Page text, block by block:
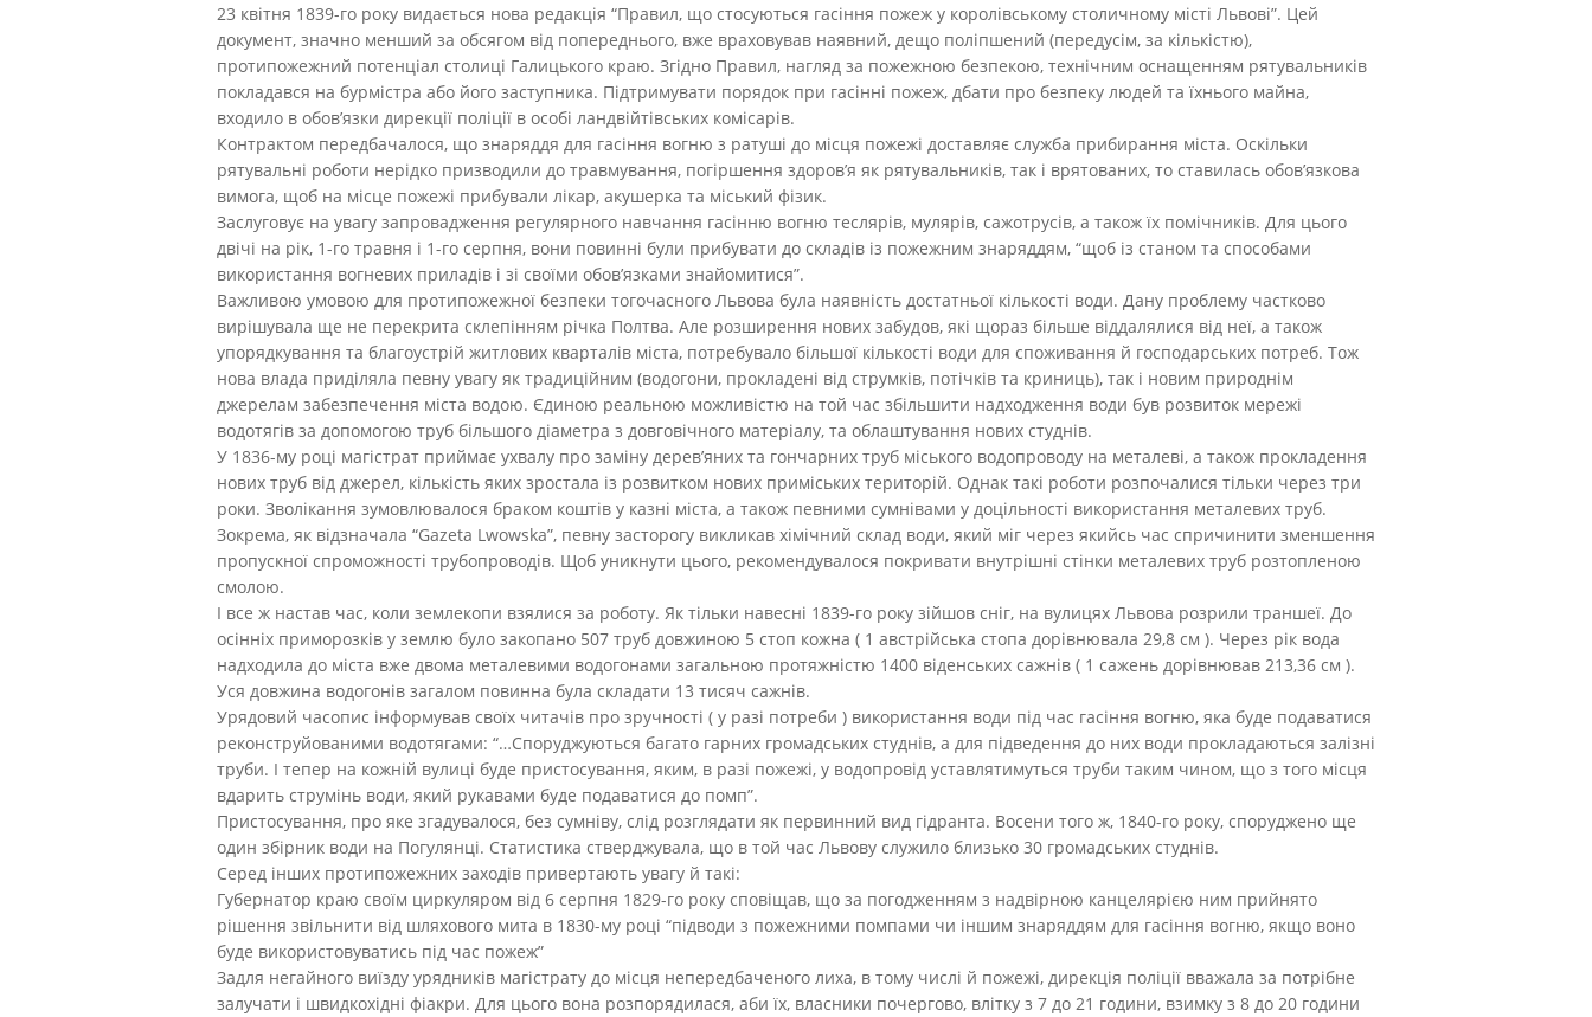
23 квітня 1839-го року видається нова редакція “Правил, що стосуються гасіння пожеж у королівському столичному місті Львові”. Цей
документ, значно менший за обсягом від попереднього, вже враховував наявний, дещо поліпшений (передусім, за кількістю),
протипожежний потенціал столиці Галицького краю. Згідно Правил, нагляд за пожежною безпекою, технічним оснащенням рятувальників
покладався на бурмістра або його заступника. Підтримувати порядок при гасінні пожеж, дбати про безпеку людей та їхнього майна,
входило в обов’язки дирекції поліції в особі ландвійтівських комісарів.
Контрактом передбачалося, що знаряддя для гасіння вогню з ратуші до місця пожежі доставляє служба прибирання міста. Оскільки
рятувальні роботи нерідко призводили до травмування, погіршення здоров’я як рятувальників, так і врятованих, то ставилась обов’язкова
вимога, щоб на місце пожежі прибували лікар, акушерка та міський фізик.
Заслуговує на увагу запровадження регулярного навчання гасінню вогню теслярів, мулярів, сажотрусів, а також їх помічників. Для цього
двічі на рік, 1-го травня і 1-го серпня, вони повинні були прибувати до складів із пожежним знаряддям, “щоб із станом та способами
використання вогневих приладів і зі своїми обов’язками знайомитися”.
Важливою умовою для протипожежної безпеки тогочасного Львова була наявність достатньої кількості води. Дану проблему частково
вирішувала ще не перекрита склепінням річка Полтва. Але розширення нових забудов, які щораз більше віддалялися від неї, а також
упорядкування та благоустрій житлових кварталів міста, потребувало більшої кількості води для споживання й господарських потреб. Тож
нова влада приділяла певну увагу як традиційним (водогони, прокладені від струмків, потічків та криниць), так і новим природнім
джерелам забезпечення міста водою. Єдиною реальною можливістю на той час збільшити надходження води був розвиток мережі
водотягів за допомогою труб більшого діаметра з довговічного матеріалу, та облаштування нових студнів.
У 1836-му році магістрат приймає ухвалу про заміну дерев’яних та гончарних труб міського водопроводу на металеві, а також прокладення
нових труб від джерел, кількість яких зростала із розвитком нових приміських територій. Однак такі роботи розпочалися тільки через три
роки. Зволікання зумовлювалося браком коштів у казні міста, а також певними сумнівами у доцільності використання металевих труб.
Зокрема, як відзначала “Gazeta Lwowska”, певну засторогу викликав хімічний склад води, який міг через якийсь час спричинити зменшення
пропускної спроможності трубопроводів. Щоб уникнути цього, рекомендувалося покривати внутрішні стінки металевих труб розтопленою
смолою.
І все ж настав час, коли землекопи взялися за роботу. Як тільки навесні 1839-го року зійшов сніг, на вулицях Львова розрили траншеї. До
осінніх приморозків у землю було закопано 507 труб довжиною 5 стоп кожна ( 1 австрійська стопа дорівнювала 29,8 см ). Через рік вода
надходила до міста вже двома металевими водогонами загальною протяжністю 1400 віденських сажнів ( 1 сажень дорівнював 213,36 см ).
Уся довжина водогонів загалом повинна була складати 13 тисяч сажнів.
Урядовий часопис інформував своїх читачів про зручності ( у разі потреби ) використання води під час гасіння вогню, яка буде подаватися
реконструйованими водотягами: “…Споруджуються багато гарних громадських студнів, а для підведення до них води прокладаються залізні
труби. І тепер на кожній вулиці буде пристосування, яким, в разі пожежі, у водопровід уставлятимуться труби таким чином, що з того місця
вдарить струмінь води, який рукавами буде подаватися до помп”.
Пристосування, про яке згадувалося, без сумніву, слід розглядати як первинний вид гідранта. Восени того ж, 1840-го року, споруджено ще
один збірник води на Погулянці. Статистика стверджувала, що в той час Львову служило близько 30 громадських студнів.
Серед інших протипожежних заходів привертають увагу й такі:
Губернатор краю своїм циркуляром від 6 серпня 1829-го року сповіщав, що за погодженням з надвірною канцелярією ним прийнято
рішення звільнити від шляхового мита в 1830-му році “підводи з пожежними помпами чи іншим знаряддям для гасіння вогню, якщо воно
буде використовуватись під час пожеж”
Задля негайного виїзду урядників магістрату до місця непередбаченого лиха, в тому числі й пожежі, дирекція поліції вважала за потрібне
залучати і швидкохідні фіакри. Для цього вона розпорядилася, аби їх, власники почергово, влітку з 7 до 21 години, взимку з 8 до 20 години